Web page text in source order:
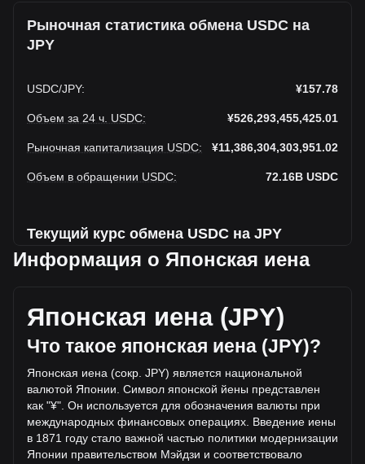
Рыночная статистика обмена USDC на
JPY
USDC/JPY: ¥157.78
Объем за 24 ч. USDC: ¥526,293,455,425.01
Рыночная капитализация USDC: ¥11,386,304,303,951.02
Объем в обращении USDC: 72.16B USDC
Текущий курс обмена USDC на JPY
USDC до Японская иена увеличивается на этой неделе.
USDC, а общая рыночная капитализация составляет
72,163,780,000USDC на основе оборотного предложения
USDC ¥11,386,304,303,951.02 JPY. Объем торгов упал на
USDC% (¥-614,959,695,203.65 JPY) за последние 24
часа, а объем торгов -53.88 составил
¥1,141,253,150,628.66 было продано за тот же период.
Дополнительная информация о USDC на
Bitget
Информация о Японская иена
Японская иена (JPY)
Что такое японская иена (JPY)?
Японская иена (сокр. JPY) является национальной
валютой Японии. Символ японской йены представлен
как "¥". Он используется для обозначения валюты при
международных финансовых операциях. Введение иены
в 1871 году стало важной частью политики модернизации
Японии правительством Мэйдзи и соответствовало